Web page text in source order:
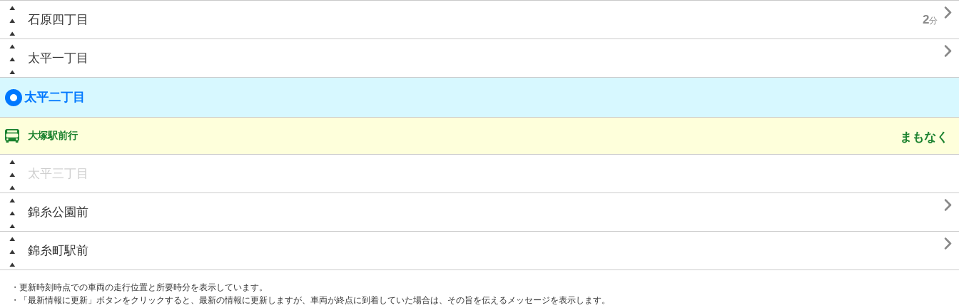
石原四丁目 2分 
太平一丁目 
太平二丁目
大塚駅前行 まもなく
太平三丁目
錦糸公園前 
錦糸町駅前 
・更新時刻時点での車両の走行位置と所要時分を表示しています。
・「最新情報に更新」ボタンをクリックすると、最新の情報に更新しますが、車両が終点に到着していた場合は、その旨を伝えるメッセージを表示します。